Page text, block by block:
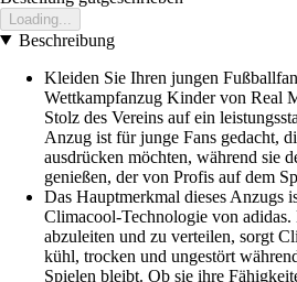
Loading...
Beschreibung
Kleiden Sie Ihren jungen
Wettkampfanzug Kinder von Real
Stolz des Vereins auf ein
Anzug ist für junge Fans gedacht,
ausdrücken möchten, während sie
genießen, der von Profis auf dem
Das Hauptmerkmal dieses Anzugs
Climacool-Technologie von
abzuleiten und zu verteilen, sorgt
kühl, trocken und ungestört
Spielen bleibt. Ob sie ihre